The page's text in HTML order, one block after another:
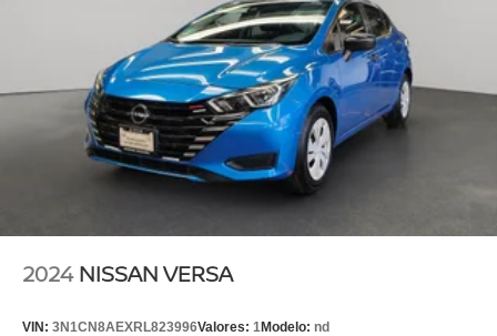
2024 NISSAN VERSA
VIN: 3N1CN8AEXRL823996Valores: 1Modelo: nd